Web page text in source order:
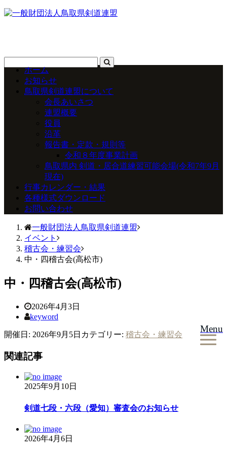
Menu
ホーム
お知らせ
鳥取県剣道連盟について
会長あいさつ
連盟概要
役員
沿革
報告書・定款・規則等
令和８年度事業計画
鳥取県内 剣道・居合道練習可能会場(令和7年9月
現在)
行事カレンダー・結果
各種様式ダウンロード
お問い合わせ
一般財団法人鳥取県剣道連盟
イベント
稽古会・練習会
中・四稽古会(高松市)
中・四稽古会(高松市)
2026年4月3日
keyword
開催日: 2026年9月5日 カテゴリー: 稽古会・練習会
関連記事
2025年9月10日
剣道七段・六段（愛知）審査会のお知らせ
2026年4月6日